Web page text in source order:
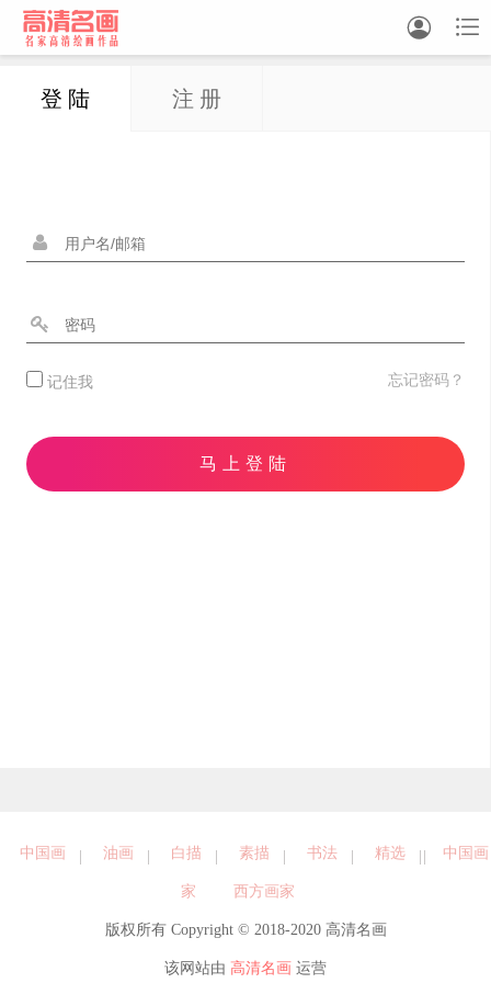


白描
书法
精选
西方画家
登 陆 注 册
记住我 忘记密码？
马上登陆
中国画 油画 白描 素描 书法 精选 中国画
家 西方画家
版权所有 Copyright © 2018-2020 高清名画
该网站由 高清名画 运营